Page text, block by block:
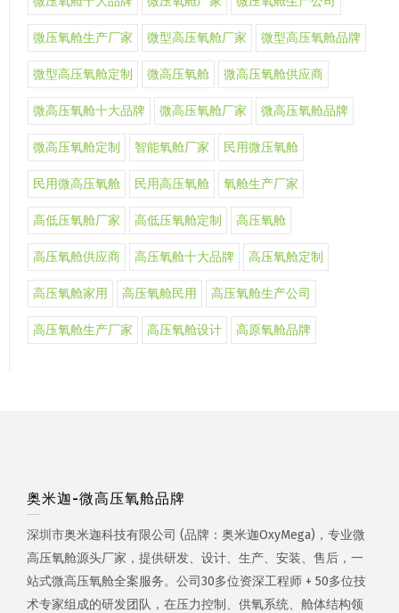
微压氧舱生产厂家 微型高压氧舱厂家 微型高压氧舱品牌
微型高压氧舱定制 微高压氧舱 微高压氧舱供应商
微高压氧舱十大品牌 微高压氧舱厂家 微高压氧舱品牌
微高压氧舱定制 智能氧舱厂家 民用微压氧舱
民用微高压氧舱 民用高压氧舱 氧舱生产厂家
高低压氧舱厂家 高低压氧舱定制 高压氧舱
高压氧舱供应商 高压氧舱十大品牌 高压氧舱定制
高压氧舱家用 高压氧舱民用 高压氧舱生产公司
高压氧舱生产厂家 高压氧舱设计 高原氧舱品牌
奥米迦-微高压氧舱品牌
深圳市奥米迦科技有限公司 (品牌：奥米迦OxyMega)，专业微
高压氧舱源头厂家，提供研发、设计、生产、安装、售后，一
站式微高压氧舱全案服务。公司30多位资深工程师 + 50多位技
术专家组成的研发团队，在压力控制、供氧系统、舱体结构领